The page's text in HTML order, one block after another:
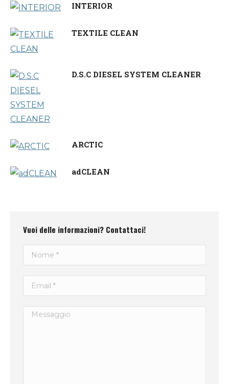
INTERIOR
TEXTILE CLEAN
D.S.C DIESEL SYSTEM CLEANER
ARCTIC
adCLEAN
Vuoi delle informazioni? Contattaci!